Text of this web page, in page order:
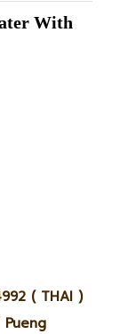
With
( THAI )